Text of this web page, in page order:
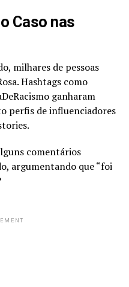
Caso nas
milhares de pessoas
Hashtags como
ganharam
perfis de influenciadores
comentários
argumentando que “foi